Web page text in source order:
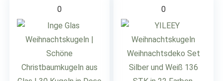
0 0